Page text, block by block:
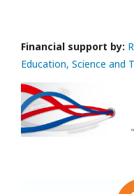
Financial support by:
Education, Science and